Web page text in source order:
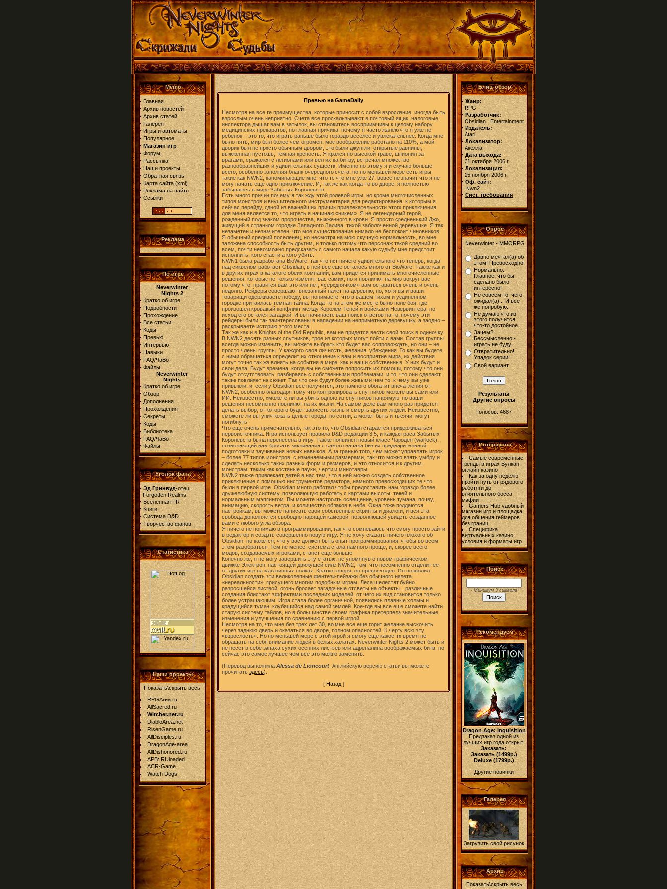
Меню
· Главная
· Архив новостей
· Архив статей
· Галерея
· Игры и автоматы
· Популярное
· Магазин игр
· Форум
· Рассылка
· Наши проекты
· Обратная связь
· Карта сайта(xml)
· Реклама на сайте
· Ссылки
Реклама
По игре
Neverwinter
Nights 2
· Кратко об игре
· Подробности
· Прохождение
· Все статьи
· Коды
· Превью
· Интервью
· Навыки
· FAQ/ЧаВо
· Файлы
Neverwinter
Nights
· Кратко об игре
· Обзор
· Дополнения
· Прохождения
· Секреты
· Коды
· Библиотека
· FAQ/ЧаВо
· Файлы
Уголок фана
· Эд Гринвуд-отец
Forgotten Realms
· Вселенная FR
· Книги
· Система D&D
· Творчество фанов
Статистика
Наши проекты
Показать\скрыть весь
RPGArea.ru
AllSacred.ru
Witcher.net.ru
DiabloArea.net
RisenGame.ru
AllDisciples.ru
DragonAge-area
AllDishonored.ru
APB: RUloaded
ACR-Game
Watch Dogs
Превью на GameDaily
Несмотря на все те преимущества, которые приносит с собой взросление, иногда быть
взрослым очень неприятно. Счета все проскальзывают в почтовый ящик, налоговые
инспектора дышат вам в затылок, вы становитесь восприимчивы к целому набору
медицинских препаратов, но главная причина, почему я часто жалею что я уже не
ребенок – это то, что играть раньше было гораздо веселее и увлекательнее. Когда мне
было пять, мир был более чем огромен, мое воображение работало на 110%, а мой
дворик был не просто обычным двором, это были джунгли, открытые равнины,
выжженная пустошь, темная крепость. Я крался по высокой траве, шпионил за
врагами, сражался с легионами или вел их на битву, встречал множество
разнообразнейших и удивительных существ. Именно по этому я и скучаю больше
всего, особенно заполняя бланк очередного счета, но по меньшей мере есть игры,
такие как NWN2, напоминающие мне, что то что мне уже 27, вовсе не значит что я не
могу начать еще одно приключение. И, так же как когда-то во дворе, я полностью
забываюсь в мире Забытых Королевств.
Есть много причин почему я так жду этой ролевой игры, но кроме многочисленных
типов монстров и внушительного инструментария для редактирования, к которым я
сейчас перейду, одной из важнейших причин привлекательности этого приключения
для меня является то, что играть я начинаю «никем». Я не легендарный герой,
рожденный под знаком пророчества, выжженного в крови. Я просто средненький Джо,
живущий в странном городке Западного Залива, тихой заболоченной деревушке. Я так
незаметен и незначителен, что мое существование нимало не беспокоит чиновников.
Я обычный средний поселенец, но несмотря на мою скучную нормальность, во мне
заложена способность быть другим, и только потому что персонаж такой средний во
всем, почти невозможно предсказать с самого начала какую судьбу мне предстоит
исполнить, кого спасти а кого убить.
NWN1 была разработана BioWare, так что нет ничего удивительного что теперь, когда
над сиквелом работает Obsidian, в ней все еще осталось много от BioWare. Также как и
в других играх в каталоге обеих компаний, вам придется принимать многочисленные
решения, которые не только изменят вас самих, но и повлияют на мир вокруг вас,
потому что, нравится вам это или нет, «середнячком» вам оставаться очень и очень
недолго. Рейдеры совершают внезапный налет на деревню, но, хотя вы и ваши
товарищи одерживаете победу, вы понимаете, что в вашем тихом и уединенном
городке притаилась темная тайна. Когда-то на этом же месте было поле боя, где
произошел кровавый конфликт между Королем Теней и войсками Невервинтера, но
исход его остался загадкой. И вы начинаете ваш поиск ответов на то, почему эти
рейдеры были так заинтересованы в нападении на неприметную деревушку, а заодно –
раскрываете историю этого места.
Так же как и в Knights of the Old Republic, вам не придется вести свой поиск в одиночку.
В NWN2 десять разных спутников, трое из которых могут пойти с вами. Состав группы
всегда можно изменить, вы можете выбрать кто будет вас сопровождать, но они – не
просто члены группы. У каждого своя личность, желания, убеждения. То как вы будете
с ними обращаться определит их отношение к вам и восприятие мира, их действия
могут точно так же влиять на события в мире, как и ваши собственные. У них будут и
свои дела. Будут времена, когда вы не сможете попросить их помощи, потому что они
будут отсутствовать, разбираясь с собственными проблемами, и то, что они сделают,
также повлияет на сюжет. Так что они будут более живыми чем то, к чему вы уже
привыкли, и, если у Obsidian все получится, это намного обогатит впечатления от
NWN2, особенно благодаря тому что контролировать спутников можете вы сами или
ИИ. Неизвестно, сможете ли вы убить одного из спутников напрямую, но ваши
решения несомненно повлияют на их жизни. На самом деле вам много раз придется
делать выбор, от которого будет зависеть жизнь и смерть других людей. Неизвестно,
сможете ли вы уничтожать целые города, но сотни, а может быть и тысячи, могут
погибнуть.
Что еще очень примечательно, так это то, что Obsidian старается придерживаться
первоисточника. Игра использует правила D&D редакции 3.5, и каждая раса Забытых
Королевств была перенесена в игру. Также появился новый класс Чародея (warlock),
позволяющий вам бросать заклинания с самого начала без их предварительной
подготовки и заучивания новых навыков. А за гранью того, чем может управлять игрок
– более 77 типов монстров, с изменяемыми размерами, так что можно взять умбру и
сделать несколько таких разных форм и размеров, и это относится и к другим
монстрам, таким как костяные пауки, черти и минотавры.
NWN2 также привлекает детей в нас тем, что в ней можно создать собственное
приключение с помощью инструментов редактора, намного превосходящих те что
были в первой игре. Obsidian много работал чтобы предоставить нам гораздо более
дружелюбную систему, позволяющую работать с картами высоты, теней и
нормальным мэппингом. Вы можете настроить освещение, уровень тумана, почву,
анимацию, скорость ветра, и количество облаков в небе. Окна тоже поддаются
настройкам, вы можете написать свои собственные скрипты и диалоги, и вся эта
свобода дополняется свободно парящей камерой, позволяющей увидеть созданное
вами с любого угла обзора.
Я ничего не понимаю в программировании, так что сомневаюсь что смогу просто зайти
в редактор и создать совершенно новую игру. Я не хочу сказать ничего плохого об
Obsidian, но кажется, что у вас должен быть опыт программирования, чтобы во всем
этом разобраться. Тем не менее, система стала намного проще, и, скорее всего,
модов, создаваемых игроками, станет еще больше.
Конечно же, я не могу завершить эту статью, не упомянув о новом графическом
движке Электрон, настоящей движущей силе NWN2, том, что несомненно отделит ее
от других игр на магазинных полках. Кратко говоря, он превосходен. Он позволил
Obsidian создать эти великолепные фентези-пейзажи без обычного налета
«нереальности», присущего многим подобным играм. Леса шелестят буйно
разросшейся листвой, огонь бросает загадочные отсветы на объекты, , различные
создания блистают эффектами последних моделей, от чего их вид становится только
более устрашающим. Игра стала более органичной, появились плавные холмы и
крадущийся туман, клубящийся над самой землей. Кое-где вы все еще сможете найти
старую систему тайлов, но в большинстве своем графика претерпела значительные
изменения и улучшения по сравнению с первой игрой.
Несмотря на то, что мне без трех лет 30, во мне все еще горит желание выскочить
через заднюю дверь и оказаться во дворе, полном опасностей. К черту всю эту
«взрослость». Но по меньшей мере с этой игрой я смогу еще какое-то время не
обращать на себя внимание людей в белых халатах. Neverwinter Nights 2 может быть и
не несет в себе запаха сухих осенних листьев или адреналина воображаемых битв, но
сейчас это самое лучшее чем все это можно заменить.
(Перевод выполнила Alessa de Lioncourt . Английскую версию статьи вы можете
прочитать здесь).
[ Назад]
Блиц-обзор
· Жанр:
RPG
· Разработчик:
Obsidian Entertainment
· Издатель:
Atari
· Локализатор:
Акелла
· Дата выхода:
31 октября 2006 г.
· Локализация:
25 ноября 2006 г.
· Оф. сайт:
Nwn2
· Сист. требования
Опрос
Neverwinter - MMORPG
Давно мечтал(а) об
этом! Превосходно!
Нормально.
Главное, что бы
сделано было
интересно!
Не совсем то, чего
ожидал(а)... И все
же попробую.
Не думаю что из
этого получится
что-то достойное.
Зачем?
Бессмысленно -
играть не буду.
Отвратительно!
Упадок серии!
Свой вариант
Результаты
Другие опросы
Голосов: 4687
Интересное
Самые современные
тренды в играх Вулкан
онлайн казино
Как за одну неделю
пройти путь от рядового
работяги до
влиятельного босса
мафии
Gamers Hub удобный
магазин игр и площадка
для общения геймеров
без границ
Специфика
виртуальных казино:
условия и форматы игр
Поиск
- Минимум 3 символа
Рекомендуем
Dragon Age: Inquisition
Предзаказ одной из
лучших игр года открыт!
Заказать:
Заказать (1499р.)
Deluxe (1799р.)
Другие новинки
Галерея
Загрузить свой рисунок
Архив
Показать\скрыть весь